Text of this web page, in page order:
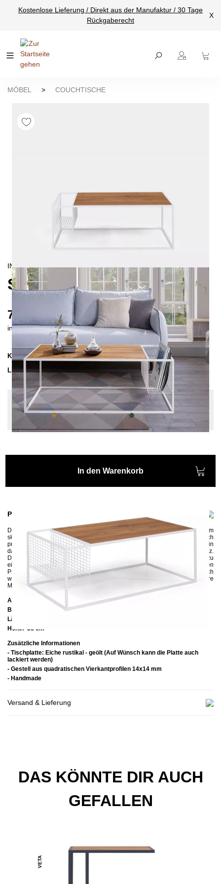
springen
Kostenlose Lieferung / Direkt aus der Manufaktur / 30 Tage
Rückgaberecht
X
MÖBEL > COUCHTISCHE
INDUSTRIAL/CONTEMPORAIN
SPEL COUCHTISCH
720 €
inkl. MwSt. inkl. Versandkosten (DE)
Kollektion
SPEL
Lieferzeit
| vsl. 28. Aug - 4. Sep
Konfiguration bearbeiten
Holzfarbe:
Eiche natur, Farben: Anthrazit
In den Warenkorb
Produktinformationen
Der Couchtisch SPEL aus der
Kollektion SKOG, die in einem
skandinavischen Stil designt wurde, ist nicht nur sehr qualitativ sondern auch
praktisch. Die wunderschöne dünne Tischplatte aus Eiche rustikal wird in
das Metallgestell präzise eingesunken und bietet sehr viel Platz.
Die einzigartigen Maserungen der Rustikaleiche machen jedes Stück zu
einem Unikat. Das geradlinige und schlichte Metallgestell aus quadratischen
Profilen bewirkt, dass der schwere Couchtisch sehr leicht und harmonisch
wirkt. Der eingebaute Zeitungskorb bietet viel Stauraum für alle Ihre
Magazine und Zeitungen.
Abmessungen
Breite:
Länge:
Höhe: 38 cm
Zusätzliche Informationen
- Tischplatte: Eiche rustikal - geölt (Auf Wünsch kann die Platte auch
lackiert werden)
- Gestell aus quadratischen Vierkantprofilen 14x14 mm
- Handmade
Versand & Lieferung
DAS KÖNNTE DIR AUCH
GEFALLEN
VETA